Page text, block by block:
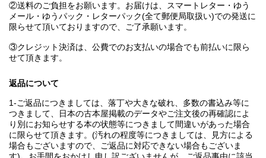
②送料のご負担をお願います。お届けは、スマートレター・ゆう
メール・ゆうパック・レターパック(全て郵便局取扱い)での発送に
限らせて頂いておりますので、ご了承願います。
③クレジット決済は、公費でのお支払いの場合でも前払いに限ら
せて頂きます。
返品について
1-ご返品につきましては、落丁や大きな破れ、多数の書込み等に
つきまして、日本の古本屋掲載のデータやご注文後の再確認によ
り別にお知らせする本の状態等につきまして間違いがあった場合
に限らせて頂きます。(汚れの程度等につきましては、見方による
場合もございますので、ご返品に対応できない場合もございま